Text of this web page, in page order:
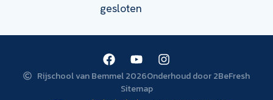
gesloten
Rijschool van Bemmel 2026Onderhoud door 2BeFresh
Sitemap